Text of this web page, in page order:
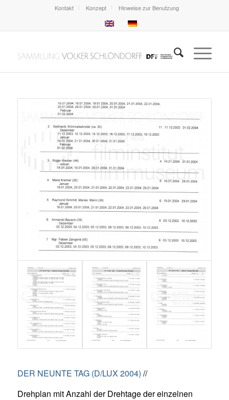
Kontakt Konzept Hinweise zur Benutzung
DER NEUNTE TAG (D/LUX 2004) //
Drehplan mit Anzahl der Drehtage der einzelnen